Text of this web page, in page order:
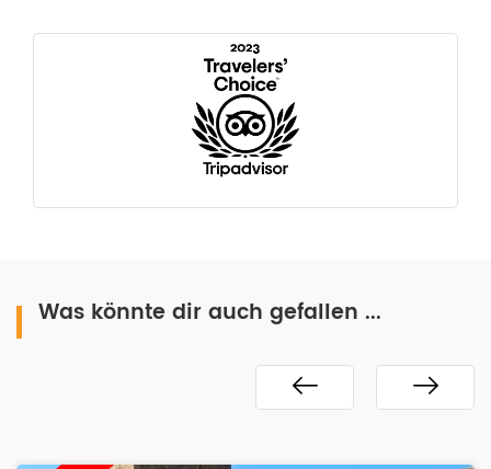
Was könnte dir auch gefallen ...